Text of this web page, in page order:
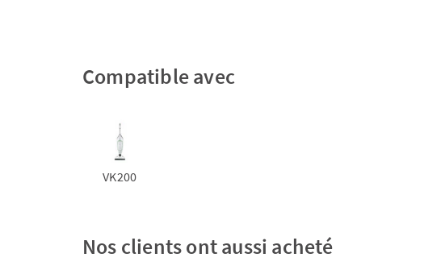
Compatible avec
VK200
Nos clients ont aussi acheté